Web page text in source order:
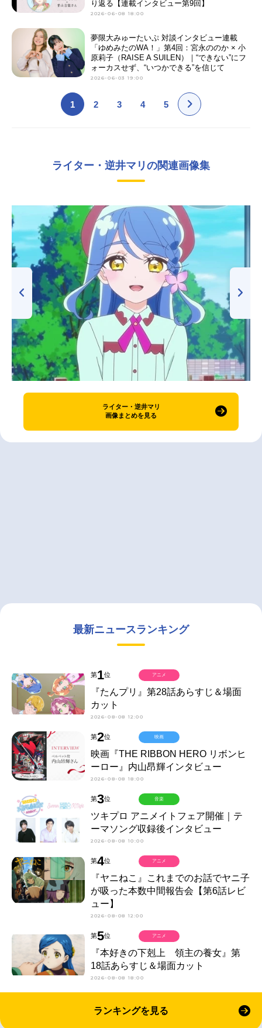
り返る【連載インタビュー第9回】
2026-06-08 18:00
夢限大みゅーたいぷ 対談インタビュー連載
「ゆめみたのWA！」第4回：宮永ののか × 小
原莉子（RAISE A SUILEN）｜“できない”にフ
ォーカスせず、“いつかできる”を信じて
2026-06-03 19:00
1 2 3 4 5
ライター・逆井マリの関連画像集
ライター・逆井マリ
画像まとめを見る
最新ニュースランキング
第1位
『たんプリ』第28話あらすじ＆場面
カット
2026-08-08 12:00
アニメ
第2位
映画『THE RIBBON HERO リボンヒ
ーロー』内山昂輝インタビュー
2026-08-08 18:00
映画
第3位
ツキプロ アニメイトフェア開催｜テ
ーマソング収録後インタビュー
2026-08-08 10:00
音楽
第4位
『ヤニねこ』これまでのお話でヤニ子
が吸った本数中間報告会【第6話レビ
ュー】
2026-08-08 12:00
アニメ
第5位
『本好きの下剋上 領主の養女』第
18話あらすじ＆場面カット
2026-08-08 18:00
アニメ
ランキングを見る